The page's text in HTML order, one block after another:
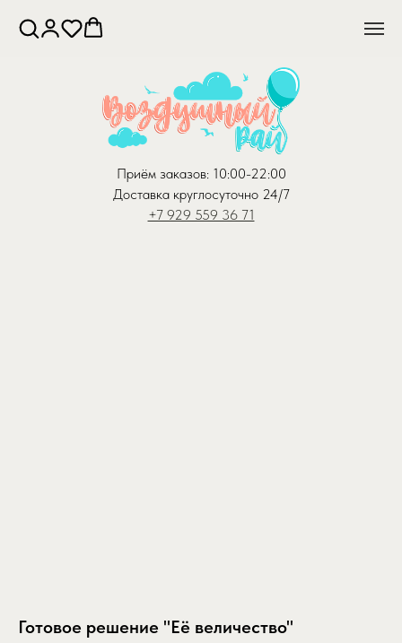
Приём заказов: 10:00-22:00
Доставка круглосуточно 24/7
+7 929 559 36 71
Готовое решение "Её величество"